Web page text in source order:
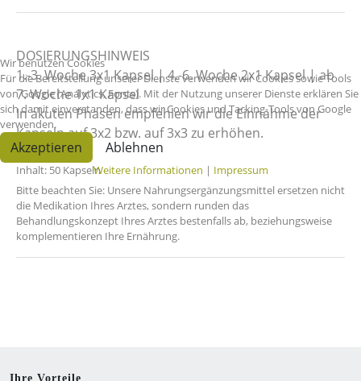
DOSIERUNGSHINWEIS
1.-3. Woche 3x1 Kapsel | 4.-6. Woche 2x1 Kapsel | ab
7. Woche 1x1 Kapsel
In akuten Phasen empfehlen wir die Einnahme der
Kapseln auf 3x2 bzw. auf 3x3 zu erhöhen.
Inhalt: 50 Kapseln
Bitte beachten Sie: Unsere Nahrungsergänzungsmittel ersetzen nicht
die Medikation Ihres Arztes, sondern runden das
Behandlungskonzept Ihres Arztes bestenfalls ab, beziehungsweise
komplementieren Ihre Ernährung.
Ihre Vorteile
Wir benutzen Cookies
Für die Bereitstellung unserer Dienste verwenden wir Cookies sowie Tools
von Google (Analytics, Fonts). Mit der Nutzung unserer Dienste erklären Sie
sich damit einverstanden, dass wir Cookies und Tacking-Tools von Google
verwenden.
Akzeptieren Ablehnen
Weitere Informationen | Impressum